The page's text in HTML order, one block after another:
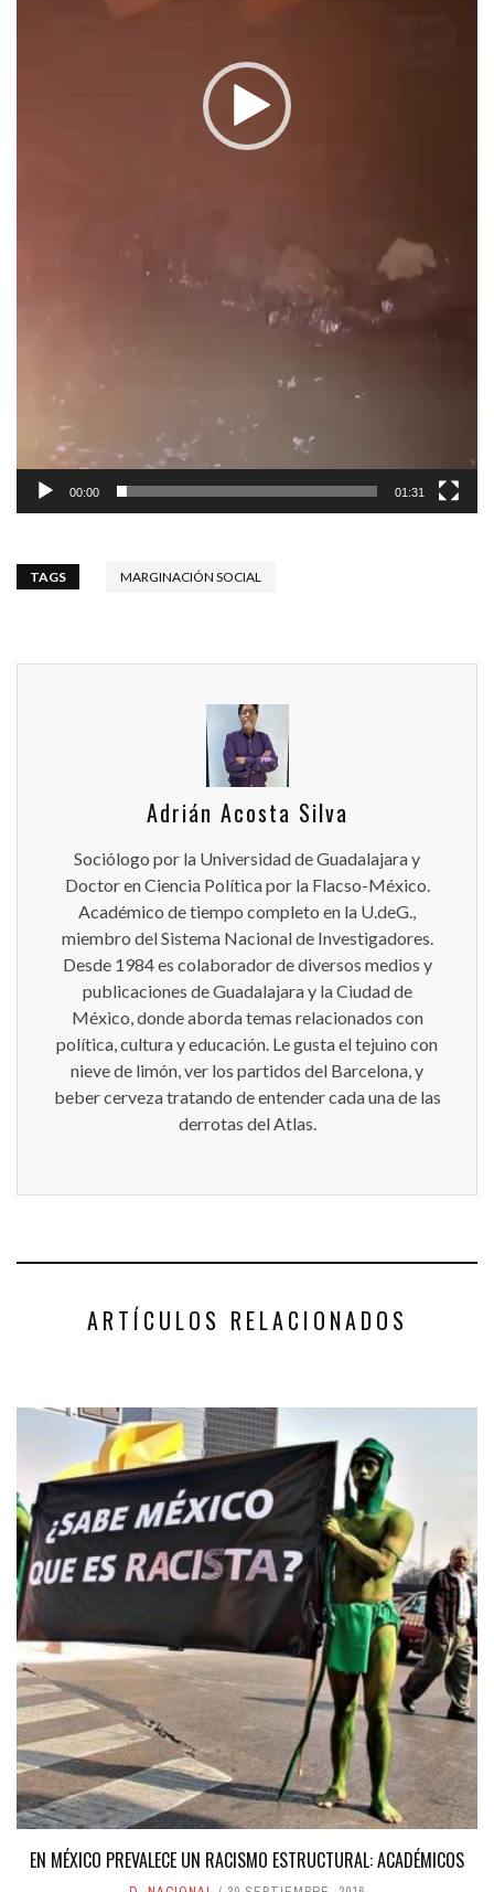
00:00 01:31
TAGS MARGINACIÓN SOCIAL
Adrián Acosta Silva
Sociólogo por la Universidad de Guadalajara y
Doctor en Ciencia Política por la Flacso-México.
Académico de tiempo completo en la U.deG.,
miembro del Sistema Nacional de Investigadores.
Desde 1984 es colaborador de diversos medios y
publicaciones de Guadalajara y la Ciudad de
México, donde aborda temas relacionados con
política, cultura y educación. Le gusta el tejuino con
nieve de limón, ver los partidos del Barcelona, y
beber cerveza tratando de entender cada una de las
derrotas del Atlas.
ARTÍCULOS RELACIONADOS
EN MÉXICO PREVALECE UN RACISMO ESTRUCTURAL: ACADÉMICOS